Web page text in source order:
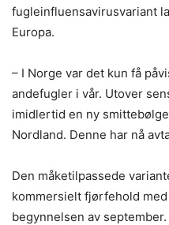
fugleinfluensavirusvariant
Europa.
– I Norge var det kun få
andefugler i vår. Utover
imidlertid en ny
Nordland. Denne har nå
Den måketilpassede
kommersielt fjørfehold
begynnelsen av